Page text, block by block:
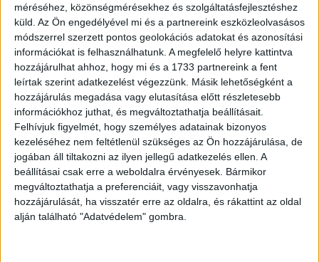
méréséhez, közönségmérésekhez és szolgáltatásfejlesztéshez
küld. Az Ön engedélyével mi és a partnereink eszközleolvasásos
módszerrel szerzett pontos geolokációs adatokat és azonosítási
információkat is felhasználhatunk. A megfelelő helyre kattintva
hozzájárulhat ahhoz, hogy mi és a 1733 partnereink a fent
leírtak szerint adatkezelést végezzünk. Másik lehetőségként a
hozzájárulás megadása vagy elutasítása előtt részletesebb
információkhoz juthat, és megváltoztathatja beállításait.
Felhívjuk figyelmét, hogy személyes adatainak bizonyos
kezeléséhez nem feltétlenül szükséges az Ön hozzájárulása, de
jogában áll tiltakozni az ilyen jellegű adatkezelés ellen. A
beállításai csak erre a weboldalra érvényesek. Bármikor
megváltoztathatja a preferenciáit, vagy visszavonhatja
hozzájárulását, ha visszatér erre az oldalra, és rákattint az oldal
alján található "Adatvédelem" gombra.
bevásárlás egy olyan, rendszeresen ismétlődő helyzet,
amelyben a szülők és gyerekek közötti kapcsolat valóban
formálódhat, lehet belőle feszültség, de lehet belőle
közös tanulás is. Örülünk, hogy a SPAR Magyarország
partner ebben a szemléletváltásban, és hogy egy ilyen
széles közösséget elérő platformon oszthatjuk meg a
Hintalovon szakmai tudását a családokkal" - emelte ki
Rohrböck Kinga, a Hintalovon Alapítvány ügyvezető
igazgatója.
„Vállalatunk számára kiemelten fontos, hogy ne csak
termékeivel, hanem a mindennapi élethelyzetekhez
kapcsolódó kezdeményezésekkel is támogassa a